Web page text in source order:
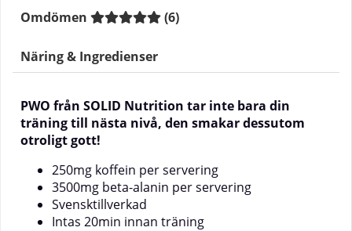
Omdömen (6)
Näring & Ingredienser
PWO från SOLID Nutrition tar inte bara din
träning till nästa nivå, den smakar dessutom
otroligt gott!
250mg koffein per servering
3500mg beta-alanin per servering
Svensktillverkad
Intas 20min innan träning